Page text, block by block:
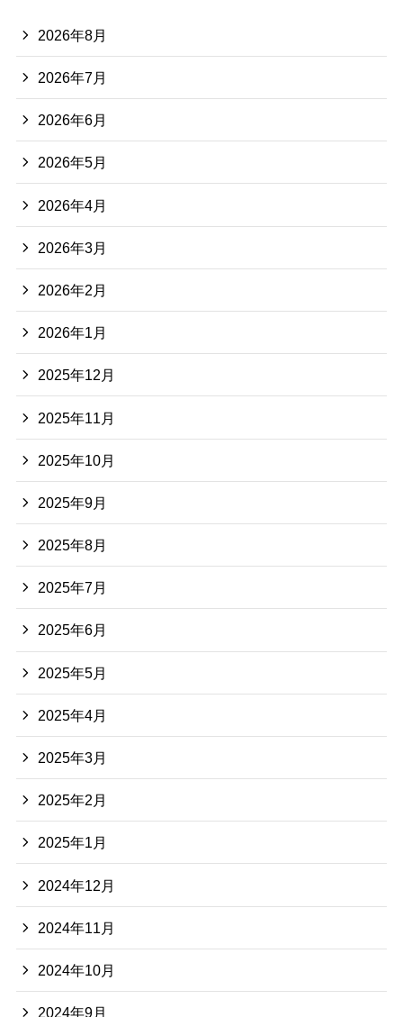
2026年8月
2026年7月
2026年6月
2026年5月
2026年4月
2026年3月
2026年2月
2026年1月
2025年12月
2025年11月
2025年10月
2025年9月
2025年8月
2025年7月
2025年6月
2025年5月
2025年4月
2025年3月
2025年2月
2025年1月
2024年12月
2024年11月
2024年10月
2024年9月